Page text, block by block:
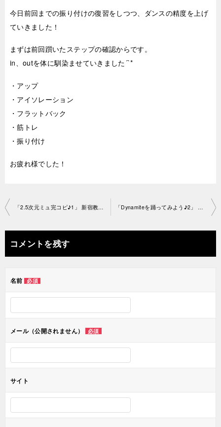
今日前回までの振り付けの復習をしつつ、ダンスの精度を上げ
ていきました！
まずは前回躓いたステップの確認からです。
in、outを体に馴染ませていきました´`*
・アップ
・アイソレーション
・フラットバック
・筋トレ
・振り付け
お疲れ様でした！
投
ナ
ビ
ー
ン
「2.5次元ミュ完コピ♪1」 新宿教室2021-06-04-no0047-1378 「Dynamiteを踊ってみよう♪2」 高田馬場教室2021-06-10-no0047-1410
コメントを残す
名前 必須
メール（公開されません） 必須
サイト